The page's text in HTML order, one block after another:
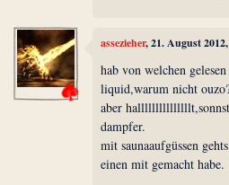
assezieher, 21. August
hab von welchen
liquid,warum nicht
aber
dampfer.
mit saunaaufgüssen
einen mit gemacht habe.